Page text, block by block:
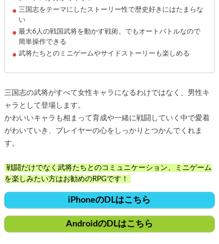
三国志をテーマにしたストーリー性で歴史好きにはたまらな
い
最大6人の戦国武将を動かす戦術。でもオートバトルなので
簡単操作できる
武将たちとのミニゲームやサイドストーリーも楽しめる
三国志の武将がすべて女性キャラになるわけではなく、男性キ
ャラとして登場します。
かわいいキャラも相まって育成や一緒に戦闘していく中で愛着
がわいていき、プレイヤーの心をしっかりとつかんでくれま
す。
戦闘だけでなく武将たちとのコミュニケーション、ミニゲーム
を楽しみたい方はお勧めのRPGです！
iPhoneのDLはこちら
AndroidのDLはこちら